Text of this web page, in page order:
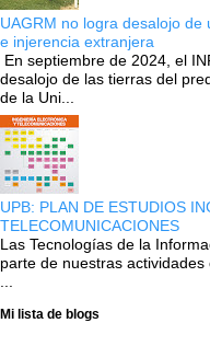
UAGRM no logra desalojo
e injerencia extranjera
En septiembre de 2024, el
desalojo de las tierras del
de la Uni...
UPB: PLAN DE ESTUDIOS
TELECOMUNICACIONES
Las Tecnologías de la
parte de nuestras
Mi lista de blogs